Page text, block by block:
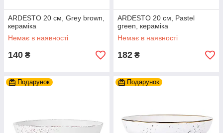
ARDESTO 20 см, Grey brown,
кераміка
Немає в наявності
140 ₴
ARDESTO 20 см, Pastel
green, кераміка
Немає в наявності
182 ₴
Подарунок Подарунок